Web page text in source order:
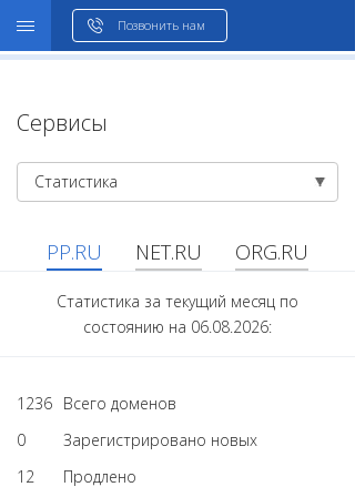
Позвонить нам
Сервисы
Статистика
PP.RU NET.RU ORG.RU
Статистика за текущий месяц по
состоянию на 06.08.2026:
1236 Всего доменов
0
Зарегистрировано новых
12
Продлено